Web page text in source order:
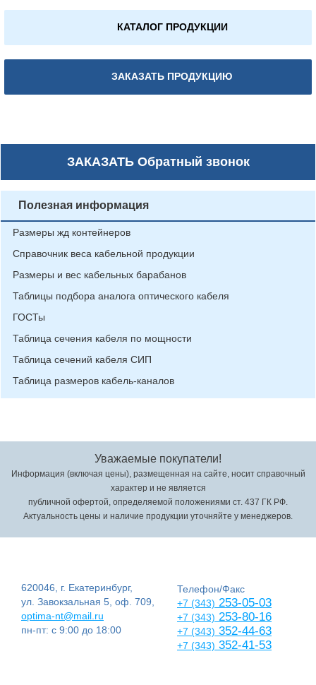
КАТАЛОГ ПРОДУКЦИИ
ЗАКАЗАТЬ ПРОДУКЦИЮ
ЗАКАЗАТЬОбратный звонок
Полезная информация
Размеры жд контейнеров
Справочник веса кабельной продукции
Размеры и вес кабельных барабанов
Таблицы подбора аналога оптического кабеля
ГОСТы
Таблица сечения кабеля по мощности
Таблица сечений кабеля СИП
Таблица размеров кабель-каналов
Уважаемые покупатели!
Информация (включая цены), размещенная на сайте, носит справочный
характер и не является
публичной офертой, определяемой положениями ст. 437 ГК РФ.
Актуальность цены и наличие продукции уточняйте у менеджеров.
620046, г. Екатеринбург,
ул. Завокзальная 5, оф. 709,
optima-nt@mail.ru
пн-пт: с 9:00 до 18:00
Телефон/Факс
+7 (343) 253-05-03
+7 (343) 253-80-16
+7 (343) 352-44-63
+7 (343) 352-41-53